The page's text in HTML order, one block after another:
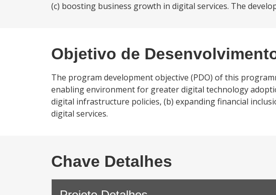
(c) boosting business growth in digital services. The
Objetivo de
The program development objective (PDO) of this
enabling environment for greater digital technology
digital infrastructure policies, (b) expanding financial
digital services.
Chave Detalhes